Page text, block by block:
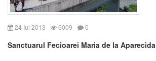
24 Iul 2013 6009 0
Sanctuarul Fecioarei Maria de la Aparecida